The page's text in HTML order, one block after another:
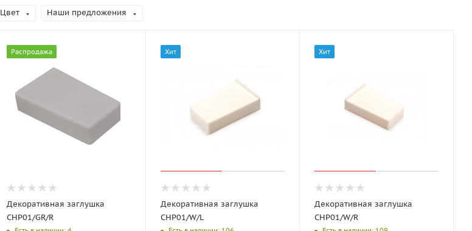
Цвет Наши предложения
Распродажа
Декоративная заглушка
CHP01/GR/R
Хит
Декоративная заглушка
CHP01/W/L
Хит
Декоративная заглушка
CHP01/W/R